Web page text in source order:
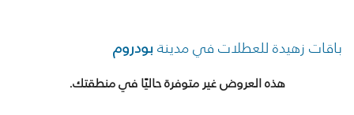
باقات زهيدة للعطلات في مدينة بودروم
هذه العروض غير متوفرة حاليًا في منطقتك.